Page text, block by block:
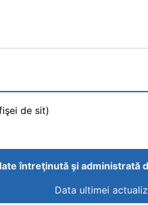
de sit)
întreţinută şi administrată
Data ultimei